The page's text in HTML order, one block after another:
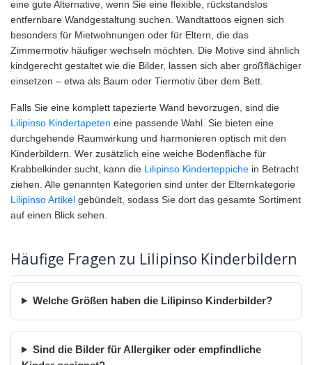
eine gute Alternative, wenn Sie eine flexible, rückstandslos
entfernbare Wandgestaltung suchen. Wandtattoos eignen sich
besonders für Mietwohnungen oder für Eltern, die das
Zimmermotiv häufiger wechseln möchten. Die Motive sind ähnlich
kindgerecht gestaltet wie die Bilder, lassen sich aber großflächiger
einsetzen – etwa als Baum oder Tiermotiv über dem Bett.
Falls Sie eine komplett tapezierte Wand bevorzugen, sind die
Lilipinso Kindertapeten eine passende Wahl. Sie bieten eine
durchgehende Raumwirkung und harmonieren optisch mit den
Kinderbildern. Wer zusätzlich eine weiche Bodenfläche für
Krabbelkinder sucht, kann die Lilipinso Kinderteppiche in Betracht
ziehen. Alle genannten Kategorien sind unter der Elternkategorie
Lilipinso Artikel gebündelt, sodass Sie dort das gesamte Sortiment
auf einen Blick sehen.
Häufige Fragen zu Lilipinso Kinderbildern
Welche Größen haben die Lilipinso Kinderbilder?
Sind die Bilder für Allergiker oder empfindliche